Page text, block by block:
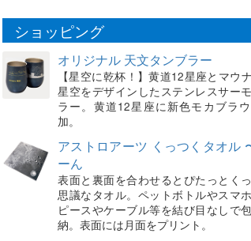
ショッピング
オリジナル 天文タンブラー
【星空に乾杯！】黄道12星座とマウ
星空をデザインしたステンレスサー
ラー。黄道12星座に新色モカブラ
加。
アストロアーツ くっつくタオル
ーん
表面と裏面を合わせるとぴたっとく
思議なタオル。ペットボトルやスマ
ピースやケーブル等を結び目なしで
納。表面には月面をプリント。